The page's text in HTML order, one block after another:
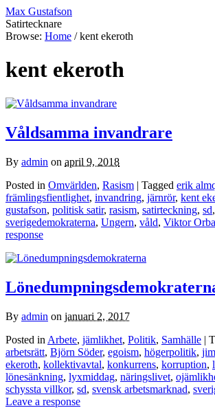
Max Gustafson
Satirtecknare
Browse: Home / kent ekeroth
kent ekeroth
Våldsamma invandrare
By admin on april 9, 2018
Posted in Omvärlden, Rasism | Tagged erik
främlingsfientlighet, invandring, järnrör, kent
gustafson, politisk satir, rasism, satirteckning, sd,
sverigedemokraterna, Ungern, våld, Viktor
response
By admin on januari 2, 2017
Posted in Arbete, jämlikhet, Politik, Samhälle |
arbetsrätt, Björn Söder, egoism, högerpolitik,
ekeroth, kollektivavtal, konkurrens, korruption,
lönesänkning, lyxmiddag, näringslivet,
schyssta villkor, sd, svensk arbetsmarknad,
Leave a response